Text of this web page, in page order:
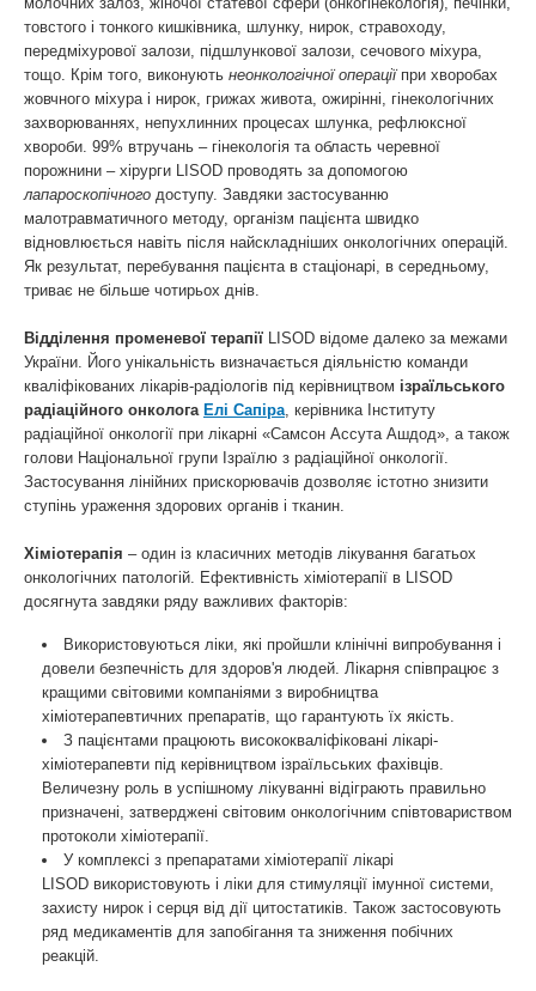
товстого і тонкого кишківника, шлунку, нирок, стравоходу,
передміхурової залози, підшлункової залози, сечового міхура,
тощо. Крім того, виконують неонкологічної операції при хворобах
жовчного міхура і нирок, грижах живота, ожирінні, гінекологічних
захворюваннях, непухлинних процесах шлунка, рефлюксної
хвороби. 99% втручань – гінекологія та область черевної
порожнини – хірурги LISOD проводять за допомогою
лапароскопічного доступу. Завдяки застосуванню
малотравматичного методу, організм пацієнта швидко
відновлюється навіть після найскладніших онкологічних операцій.
Як результат, перебування пацієнта в стаціонарі, в середньому,
триває не більше чотирьох днів.
Відділення променевої терапії LISOD відоме далеко за межами
України. Його унікальність визначається діяльністю команди
кваліфікованих лікарів-радіологів під керівництвом ізраїльського
радіаційного онколога Елі Сапіра , керівника Інституту
радіаційної онкології при лікарні «Самсон Ассута Ашдод», а також
голови Національної групи Ізраїлю з радіаційної онкології.
Застосування лінійних прискорювачів дозволяє істотно знизити
ступінь ураження здорових органів і тканин.
Хіміотерапія – один із класичних методів лікування багатьох
онкологічних патологій. Ефективність хіміотерапії в LISOD
досягнута завдяки ряду важливих факторів:
Використовуються ліки, які пройшли клінічні випробування і
довели безпечність для здоров'я людей. Лікарня співпрацює з
кращими світовими компаніями з виробництва
хіміотерапевтичних препаратів, що гарантують їх якість.
З пацієнтами працюють висококваліфіковані лікарі-
хіміотерапевти під керівництвом ізраїльських фахівців.
Величезну роль в успішному лікуванні відіграють правильно
призначені, затверджені світовим онкологічним співтовариством
протоколи хіміотерапії.
У комплексі з препаратами хіміотерапії лікарі
LISOD використовують і ліки для стимуляції імунної системи,
захисту нирок і серця від дії цитостатиків. Також застосовують
ряд медикаментів для запобігання та зниження побічних
реакцій.